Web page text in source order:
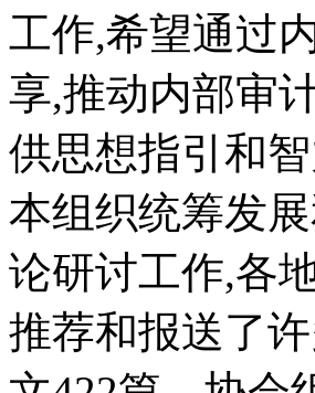
工作,希望通过
享,推动内部审
供思想指引和
本组织统筹发
论研讨工作,各
推荐和报送了